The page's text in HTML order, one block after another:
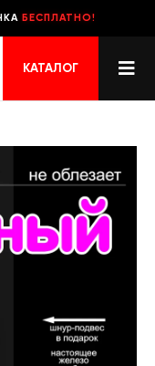
БЕСПЛАТНО!
КАТАЛОГ